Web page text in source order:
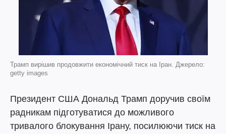
Трамп вирішив продовжити економічний тиск на Іран. Джерело:
getty images
Президент США Дональд Трамп доручив своїм
радникам підготуватися до можливого
тривалого блокування Ірану, посилюючи тиск на